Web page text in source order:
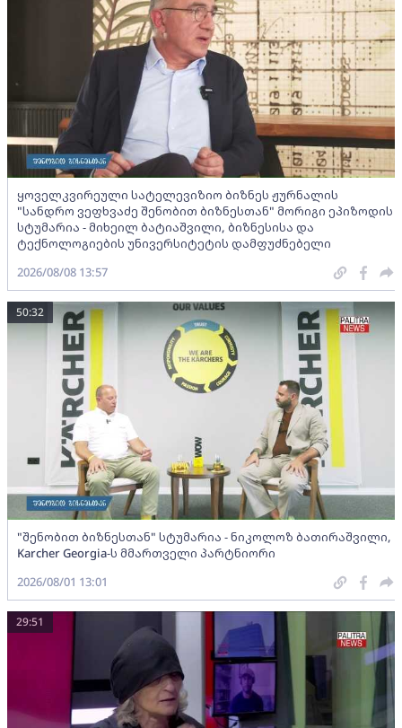
ყოველკვირეული სატელევიზიო ბიზნეს ჟურნალის
"სანდრო ვეფხვაძე შენობით ბიზნესთან" მორიგი ეპიზოდის
სტუმარია - მიხეილ ბატიაშვილი, ბიზნესისა და
ტექნოლოგიების უნივერსიტეტის დამფუძნებელი
2026/08/08 13:57
"შენობით ბიზნესთან" სტუმარია - ნიკოლოზ ბათირაშვილი,
Karcher Georgia-ს მმართველი პარტნიორი
50:32
2026/08/01 13:01
29:51